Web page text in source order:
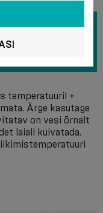
temperatuuril +
Ärge kasutage
on vesi õrnalt
laiali kuivatada.